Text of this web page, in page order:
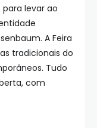
levar ao
A Feira
tradicionais do
Tudo
com